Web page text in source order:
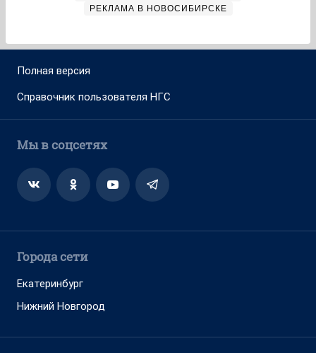
РЕКЛАМА В НОВОСИБИРСКЕ
Полная версия
Справочник пользователя НГС
Мы в соцсетях
Города сети
Екатеринбург
Нижний Новгород